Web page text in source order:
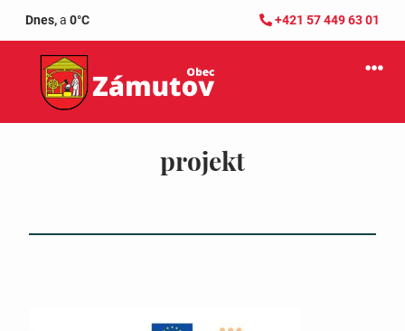
Dnes,a 0°C +421 57 449 63 01
projekt